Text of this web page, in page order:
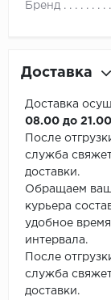
Бренд
Доставка
Доставка
08.00 до
После
служба
доставки.
Обращаем
курьера
удобное
интервала.
После
служба
доставки.